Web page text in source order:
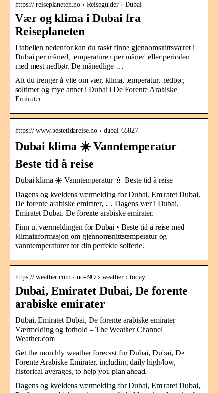
https:// reiseplaneten.no › Reiseguider › Dubai
Vær og klima i Dubai fra
Reiseplaneten
I tabellen nedenfor kan du raskt finne gjennomsnittsværet i
Dubai per måned, temperaturen per måned eller perioden
med mest nedbør. De månedlige …
Alt du trenger å vite om vær, klima, temperatur, nedbør,
soltimer og mye annet i Dubai i De Forente Arabiske
Emirater
https:// www.bestetidareise.no › dubai-65827
Dubai klima ☀️ Vanntemperatur
Beste tid å reise
Dubai klima ☀️ Vanntemperatur 💧 Beste tid å reise
Dagens og kveldens værmelding for Dubai, Emiratet Dubai,
De forente arabiske emirater, … Dagens vær i Dubai,
Emiratet Dubai, De forente arabiske emirater.
Finn ut værmeldingen for Dubai • Beste tid å reise med
klimainformasjon om gjennomsnittstemperatur og
vanntemperaturer for din perfekte solferie.
https:// weather.com › no-NO › weather › today
Dubai, Emiratet Dubai, De forente
arabiske emirater
Dubai, Emiratet Dubai, De forente arabiske emirater
Værmelding og forhold – The Weather Channel |
Weather.com
Get the monthly weather forecast for Dubai, Dubai, De
Forente Arabiske Emirater, including daily high/low,
historical averages, to help you plan ahead.
Dagens og kveldens værmelding for Dubai, Emiratet Dubai,